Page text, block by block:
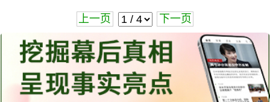
上一页 下一页